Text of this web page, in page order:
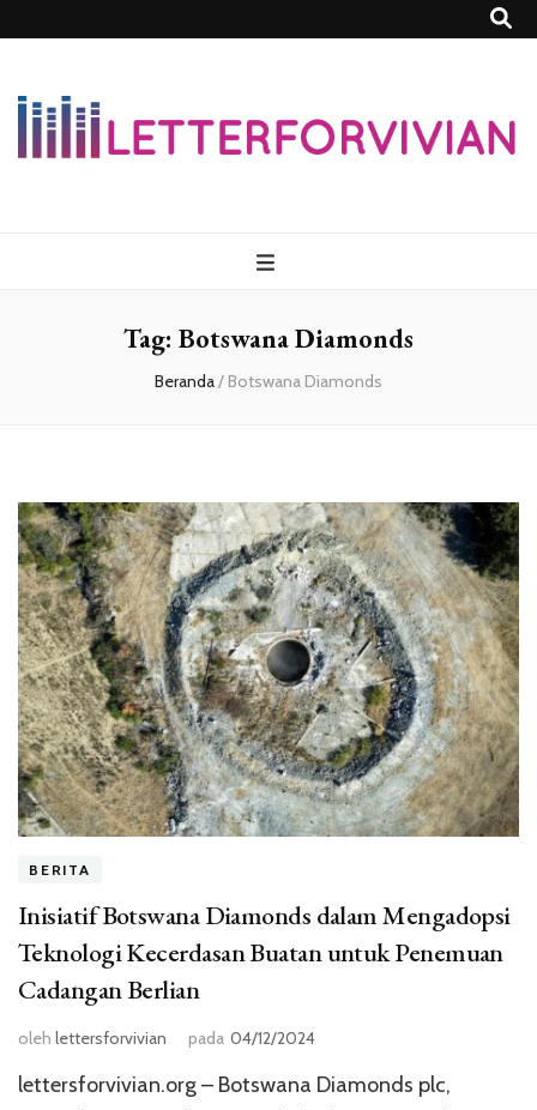
Tag: Botswana Diamonds
Beranda/ Botswana Diamonds
BERITA
Inisiatif Botswana Diamonds dalam Mengadopsi
Teknologi Kecerdasan Buatan untuk Penemuan
Cadangan Berlian
oleh lettersforvivian pada 04/12/2024
lettersforvivian.org – Botswana Diamonds plc,